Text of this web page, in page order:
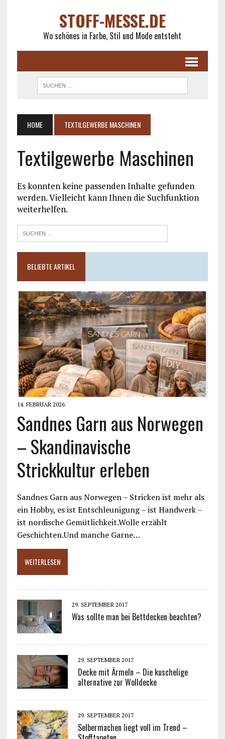
STOFF-MESSE.DE
Wo schönes in Farbe, Stil und Mode entsteht
HOME TEXTILGEWERBE MASCHINEN
Textilgewerbe Maschinen
Es konnten keine passenden Inhalte gefunden
werden. Vielleicht kann Ihnen die Suchfunktion
weiterhelfen.
BELIEBTE ARTIKEL
14. FEBRUAR 2026
Sandnes Garn aus Norwegen
– Skandinavische
Strickkultur erleben
Sandnes Garn aus Norwegen – Stricken ist mehr als
ein Hobby, es ist Entschleunigung – ist Handwerk –
ist nordische Gemütlichkeit.Wolle erzählt
Geschichten.Und manche Garne…
WEITERLESEN
29. SEPTEMBER 2017
Was sollte man bei Bettdecken beachten?
29. SEPTEMBER 2017
Decke mit Ärmeln – Die kuschelige
alternative zur Wolldecke
29. SEPTEMBER 2017
Selbermachen liegt voll im Trend –